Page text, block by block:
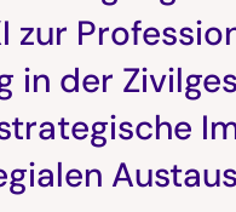
zur
in der